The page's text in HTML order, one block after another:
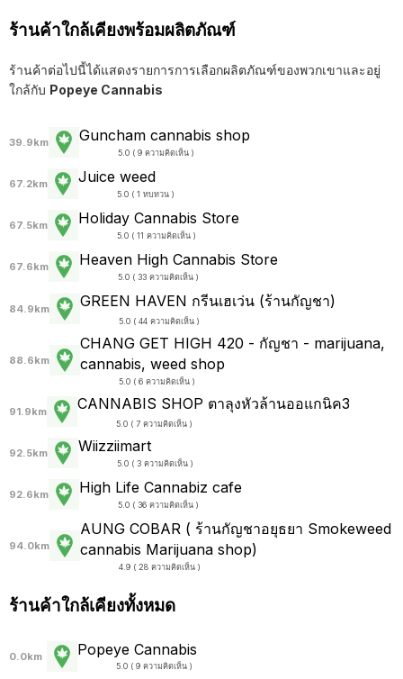
ร้านค้าใกล้เคียงพร้อมผลิตภัณฑ์
ร้านค้าต่อไปนี้ได้แสดงรายการการเลือกผลิตภัณฑ์ของพวกเขาและอยู่
ใกล้กับ Popeye Cannabis
39.9km Guncham cannabis shop
5.0 ( 9 ความคิดเห็น )
67.2km Juice weed
5.0 ( 1 ทบทวน )
67.5km Holiday Cannabis Store
5.0 ( 11 ความคิดเห็น )
67.6km Heaven High Cannabis Store
5.0 ( 33 ความคิดเห็น )
84.9km GREEN HAVEN กรีนเฮเว่น (ร้านกัญชา)
5.0 ( 44 ความคิดเห็น )
88.6km
CHANG GET HIGH 420 - กัญชา - marijuana,
cannabis, weed shop
5.0 ( 6 ความคิดเห็น )
91.9km CANNABIS SHOP ตาลุงหัวล้านออแกนิค3
5.0 ( 7 ความคิดเห็น )
92.5km Wiizziimart
5.0 ( 3 ความคิดเห็น )
92.6km High Life Cannabiz cafe
5.0 ( 36 ความคิดเห็น )
94.0km
AUNG COBAR ( ร้านกัญชาอยุธยา Smokeweed
cannabis Marijuana shop)
4.9 ( 28 ความคิดเห็น )
ร้านค้าใกล้เคียงทั้งหมด
0.0km Popeye Cannabis
5.0 ( 9 ความคิดเห็น )